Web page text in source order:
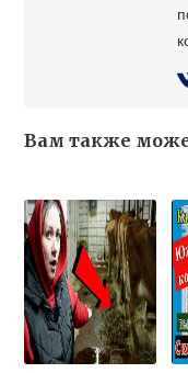
Вам также